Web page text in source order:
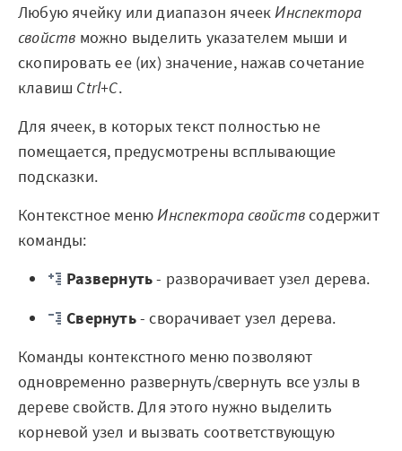
Вузы-участники
Мероприятия
Марафоны
Генеральная уборка данных
Рецепт продвинутой аналитики
На высоту enterprise-аналитики
Обратная связь
Любую ячейку или диапазон ячеек Инспектора
свойств можно выделить указателем мыши и
скопировать ее (их) значение, нажав сочетание
клавиш Ctrl+C.
Для ячеек, в которых текст полностью не
помещается, предусмотрены всплывающие
подсказки.
Контекстное менюИнспектора свойствсодержит
команды:
Развернуть- разворачивает узел дерева.
Свернуть- сворачивает узел дерева.
Команды контекстного меню позволяют
одновременно развернуть/свернуть все узлы в
дереве свойств. Для этого нужно выделить
корневой узел и вызвать соответствующую